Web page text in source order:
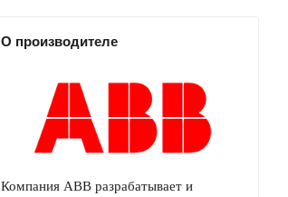
О производителе
Компания ABB разрабатывает и